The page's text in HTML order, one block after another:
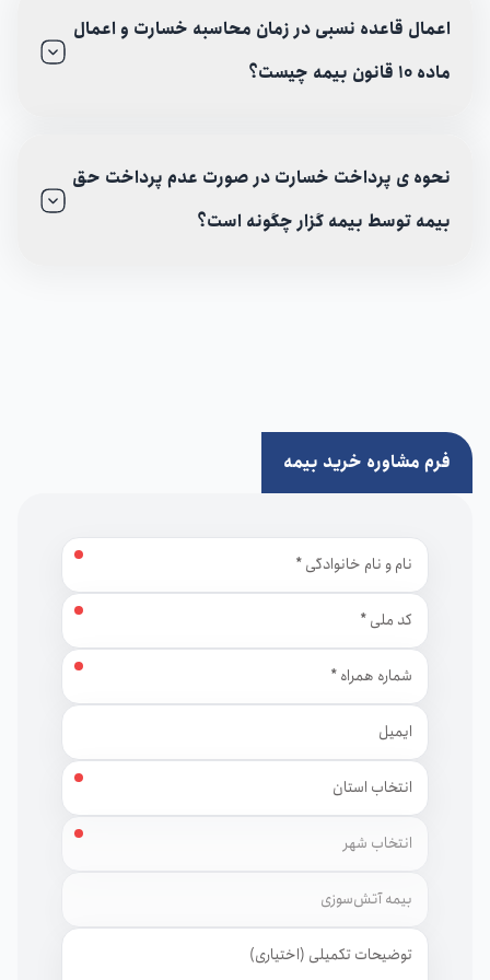
اعمال قاعده نسبی در زمان محاسبه خسارت و اعمال
ماده 10 قانون بیمه چیست؟
نحوه ی پرداخت خسارت در صورت عدم پرداخت حق
بیمه توسط بیمه گزار چگونه است؟
فرم مشاوره خرید بیمه
نام و نام خانوادگی
کد ملی
شماره همراه
ایمیل
استان
شهر
توضیحات